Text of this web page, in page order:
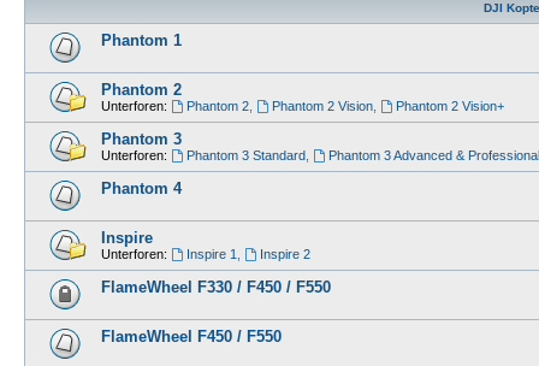
DJI
Phantom 1
Phantom 2
Unterforen: Phantom 2, Phantom 2 Vision, Phantom 2 Vision+
Phantom 3
Unterforen: Phantom 3 Standard, Phantom 3 Advanced & Professional
Phantom 4
Inspire
Unterforen: Inspire 1 Inspire 2
FlameWheel F330 / F450 / F550
FlameWheel F450 / F550